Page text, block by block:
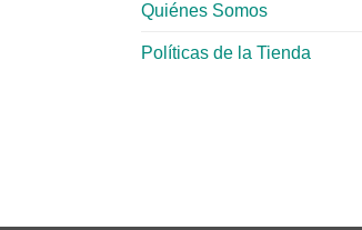
Quiénes Somos
Políticas de la Tienda